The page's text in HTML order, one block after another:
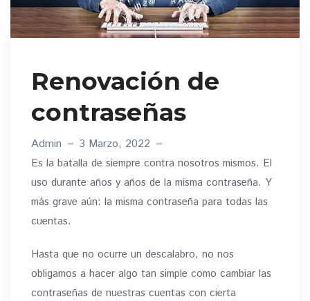
Renovación de
contraseñas
Admin 3 Marzo, 2022
Es la batalla de siempre contra nosotros mismos. El
uso durante años y años de la misma contraseña. Y
más grave aún: la misma contraseña para todas las
cuentas.
Hasta que no ocurre un descalabro, no nos
obligamos a hacer algo tan simple como cambiar las
contraseñas de nuestras cuentas con cierta